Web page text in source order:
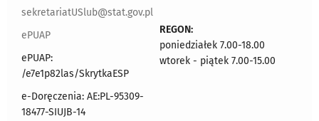
sekretariatUSlub@stat.gov.pl
ePUAP
ePUAP:
/e7e1p82las/SkrytkaESP
e-Doręczenia: AE:PL-95309-
18477-SIUJB-14
REGON:
poniedziałek 7.00-18.00
wtorek - piątek 7.00-15.00